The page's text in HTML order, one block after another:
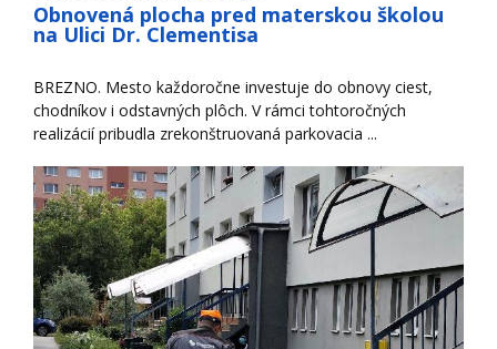
Obnovená plocha pred materskou školou
na Ulici Dr. Clementisa
BREZNO. Mesto každoročne investuje do obnovy ciest,
chodníkov i odstavných plôch. V rámci tohtoročných
realizácií pribudla zrekonštruovaná parkovacia ...